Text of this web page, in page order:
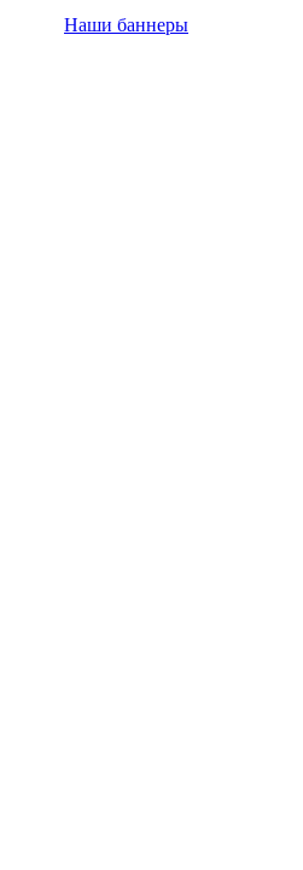
Наши баннеры